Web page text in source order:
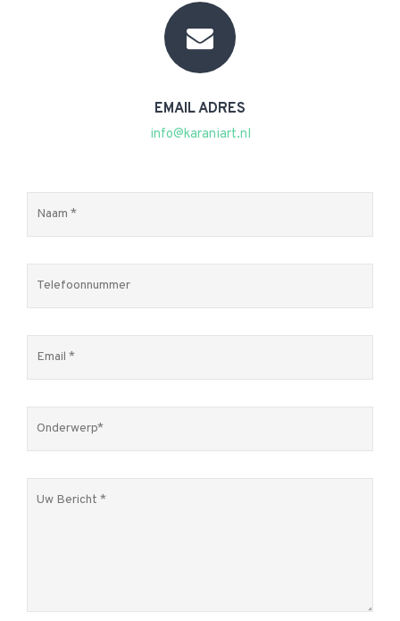
EMAIL ADRES
info@karaniart.nl